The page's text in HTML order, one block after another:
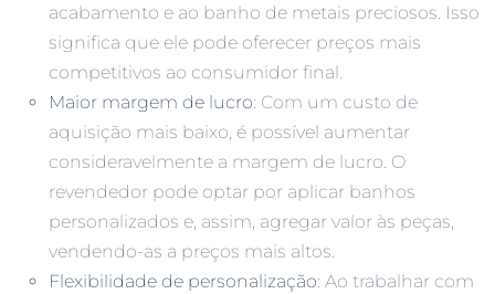
acabamento e ao banho de metais preciosos. Isso
significa que ele pode oferecer preços mais
competitivos ao consumidor final.
Maior margem de lucro: Com um custo de
aquisição mais baixo, é possível aumentar
consideravelmente a margem de lucro. O
revendedor pode optar por aplicar banhos
personalizados e, assim, agregar valor às peças,
vendendo-as a preços mais altos.
Flexibilidade de personalização: Ao trabalhar com